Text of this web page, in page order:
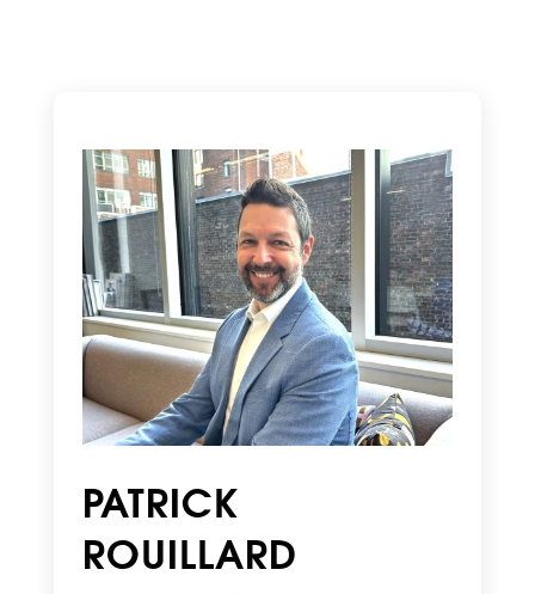
PATRICK
ROUILLARD